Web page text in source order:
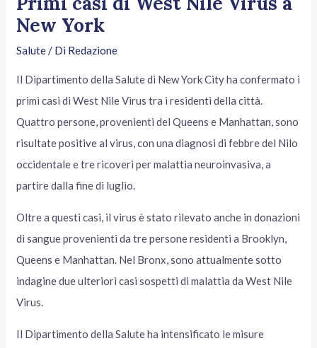
New York
Salute/ Di Redazione
Il Dipartimento della Salute di New York City ha confermato i
primi casi di West Nile Virus tra i residenti della città.
Quattro persone, provenienti del Queens e Manhattan, sono
risultate positive al virus, con una diagnosi di febbre del Nilo
occidentale e tre ricoveri per malattia neuroinvasiva, a
partire dalla fine di luglio.
Oltre a questi casi, il virus è stato rilevato anche in donazioni
di sangue provenienti da tre persone residenti a Brooklyn,
Queens e Manhattan. Nel Bronx, sono attualmente sotto
indagine due ulteriori casi sospetti di malattia da West Nile
Virus.
Il Dipartimento della Salute ha intensificato le misure